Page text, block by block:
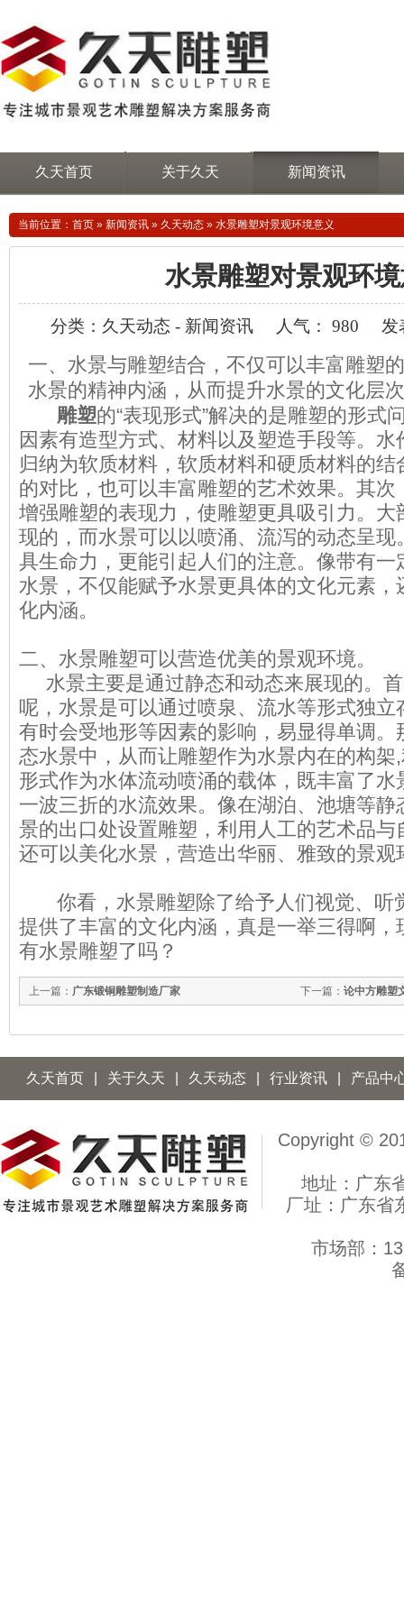
久天首页 关于久天 新闻资讯
当前位置： 首页 » 新闻资讯 » 久天动态 » 水景雕塑对景观环境意义
水景雕塑对景观环
分类：久天动态 - 新闻资讯 人气： 980 发
一、水景与雕塑结合，不仅可以丰富雕塑
水景的精神内涵，从而提升水景的文化层次
雕塑的“表现形式”解决的是雕塑的形式
因素有造型方式、材料以及塑造手段等。
归纳为软质材料，软质材料和硬质材料的
的对比，也可以丰富雕塑的艺术效果。其
增强雕塑的表现力，使雕塑更具吸引力。
现的，而水景可以以喷涌、流泻的动态呈
具生命力，更能引起人们的注意。像带有
水景，不仅能赋予水景更具体的文化元素
化内涵。
二、水景雕塑可以营造优美的景观环境。
水景主要是通过静态和动态来展现的。
呢，水景是可以通过喷泉、流水等形式独
有时会受地形等因素的影响，易显得单调
态水景中，从而让雕塑作为水景内在的构
形式作为水体流动喷涌的载体，既丰富了
一波三折的水流效果。像在湖泊、池塘等
景的出口处设置雕塑，利用人工的艺术品
还可以美化水景，营造出华丽、雅致的景观
你看，水景雕塑除了给予人们视觉、听
提供了丰富的文化内涵，真是一举三得啊
有水景雕塑了吗？
下一篇： 论中方雕塑
上一篇： 广东锻铜雕塑制造厂家
久天首页 关于久天 久天动态 行业资讯 产品中
Copyright ©
地址：广东
厂址：广东省
市场部：